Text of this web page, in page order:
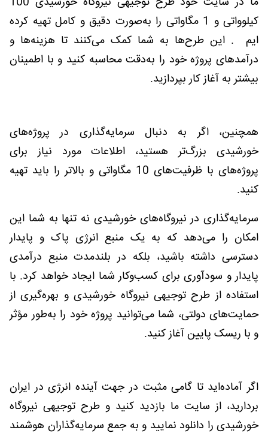
کیلوواتی و 1 مگاواتی را به‌صورت دقیق و کامل تهیه کرده
ایم . این طرح‌ها به شما کمک می‌کنند تا هزینه‌ها و
درآمدهای پروژه خود را به‌دقت محاسبه کنید و با اطمینان
بیشتر به آغاز کار بپردازید.
همچنین، اگر به دنبال سرمایه‌گذاری در پروژه‌های
خورشیدی بزرگ‌تر هستید، اطلاعات مورد نیاز برای
پروژه‌های با ظرفیت‌های 10 مگاواتی و بالاتر را باید تهیه
کنید.
سرمایه‌گذاری در نیروگاه‌های خورشیدی نه تنها به شما این
امکان را می‌دهد که به یک منبع انرژی پاک و پایدار
دسترسی داشته باشید، بلکه در بلندمدت منبع درآمدی
پایدار و سودآوری برای کسب‌وکار شما ایجاد خواهد کرد. با
استفاده از طرح توجیهی نیروگاه خورشیدی و بهره‌گیری از
حمایت‌های دولتی، شما می‌توانید پروژه خود را به‌طور مؤثر
و با ریسک پایین آغاز کنید.
اگر آماده‌اید تا گامی مثبت در جهت آینده انرژی در ایران
بردارید، از سایت ما بازدید کنید و طرح توجیهی نیروگاه
خورشیدی را دانلود نمایید و به جمع سرمایه‌گذاران هوشمند